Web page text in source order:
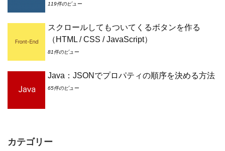
119件のビュー
スクロールしてもついてくるボタンを作る
（HTML / CSS / JavaScript）
81件のビュー
Java：JSONでプロパティの順序を決める方法
65件のビュー
カテゴリー